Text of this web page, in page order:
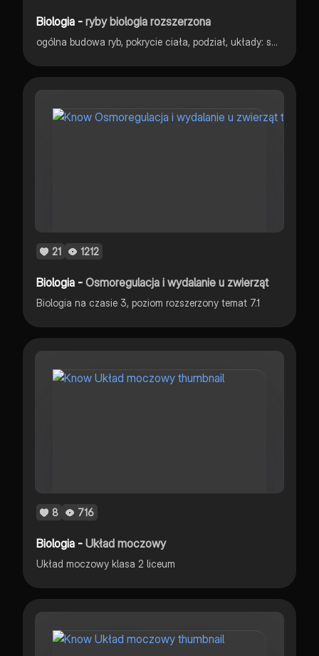
Biologia -ryby biologia rozszerzona
ogólna budowa ryb, pokrycie ciała, podział, układy: szkieletowy, pokarmowy, oddechowy, krwionośny, nerwowy, wydalniczy, osmoregulacja, pęcherz pławny, rozmnażanie i rozwój
21 1212
Biologia -Osmoregulacja i wydalanie u zwierząt
Biologia na czasie 3, poziom rozszerzony temat 7.1
8 716
Biologia -Układ moczowy
Układ moczowy klasa 2 liceum